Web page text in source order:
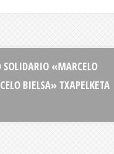
SOLIDARIO «MARCELO
BIELSA» TXAPELKETA